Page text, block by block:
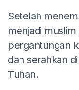
Setelah
menjadi
pergantungan
dan serahkan
Tuhan.